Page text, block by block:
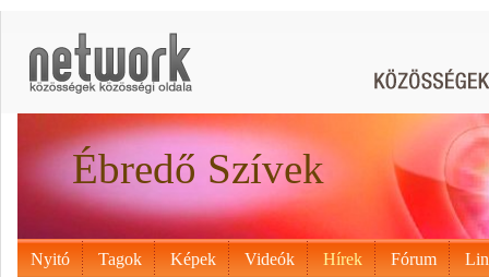
Ébredő Szívek
Nyitó Tagok Képek Videók Hírek Fórum